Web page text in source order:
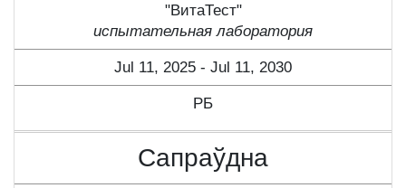
"ВитаТест"
испытательная лаборатория
Jul 11, 2025 - Jul 11, 2030
РБ
Сапраўдна